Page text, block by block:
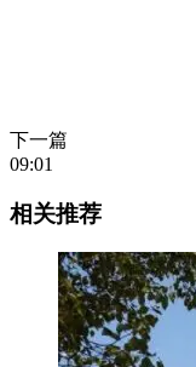
下一篇
09:01
相关推荐